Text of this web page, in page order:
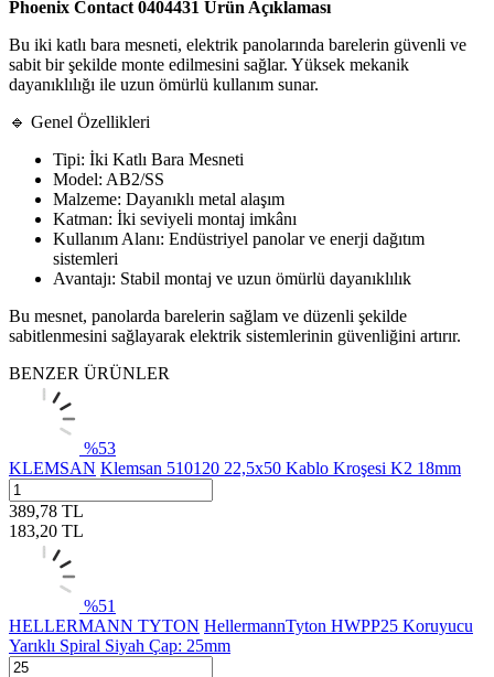
Phoenix Contact 0404431 Ürün Açıklaması
Bu iki katlı bara mesneti, elektrik panolarında barelerin güvenli ve
sabit bir şekilde monte edilmesini sağlar. Yüksek mekanik
dayanıklılığı ile uzun ömürlü kullanım sunar.
🔹 Genel Özellikleri
Tipi: İki Katlı Bara Mesneti
Model: AB2/SS
Malzeme: Dayanıklı metal alaşım
Katman: İki seviyeli montaj imkânı
Kullanım Alanı: Endüstriyel panolar ve enerji dağıtım
sistemleri
Avantajı: Stabil montaj ve uzun ömürlü dayanıklılık
Bu mesnet, panolarda barelerin sağlam ve düzenli şekilde
sabitlenmesini sağlayarak elektrik sistemlerinin güvenliğini artırır.
BENZER ÜRÜNLER
%53
KLEMSAN Klemsan 510120 22,5x50 Kablo Kroşesi K2 18mm
389,78 TL
183,20 TL
%51
HELLERMANN TYTON HellermannTyton HWPP25 Koruyucu
Yarıklı Spiral Siyah Çap: 25mm